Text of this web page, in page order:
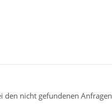
den nicht gefundenen Anfragen